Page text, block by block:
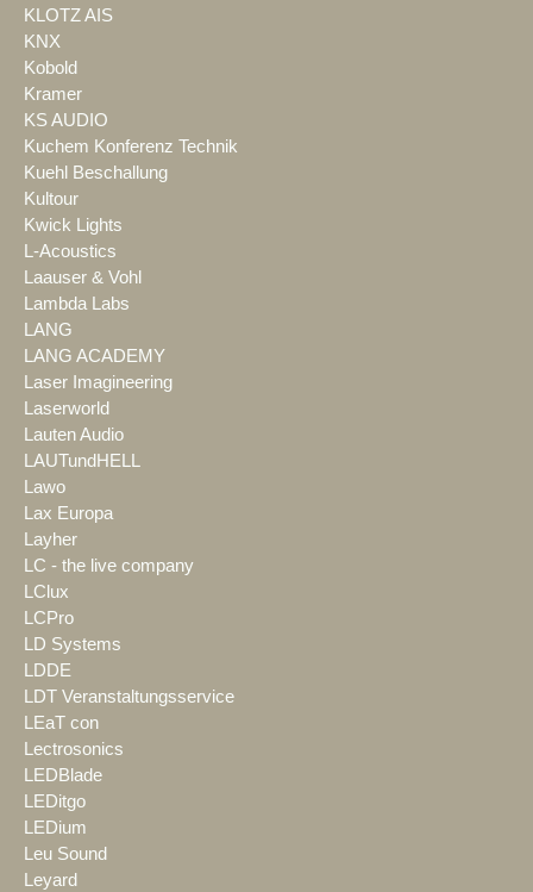
KLOTZ AIS
KNX
Kobold
Kramer
KS AUDIO
Kuchem Konferenz Technik
Kuehl Beschallung
Kultour
Kwick Lights
L-Acoustics
Laauser & Vohl
Lambda Labs
LANG
LANG ACADEMY
Laser Imagineering
Laserworld
Lauten Audio
LAUTundHELL
Lawo
Lax Europa
Layher
LC - the live company
LClux
LCPro
LD Systems
LDDE
LDT Veranstaltungsservice
LEaT con
Lectrosonics
LEDBlade
LEDitgo
LEDium
Leu Sound
Leyard